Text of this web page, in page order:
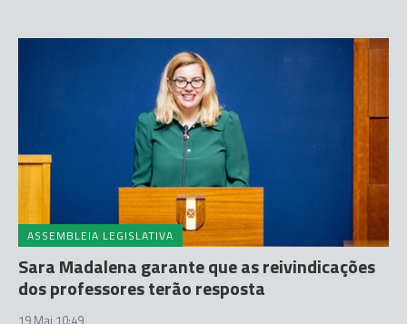
ASSEMBLEIA LEGISLATIVA
Sara Madalena garante que as reivindicações
dos professores terão resposta
19 Mai 10:49